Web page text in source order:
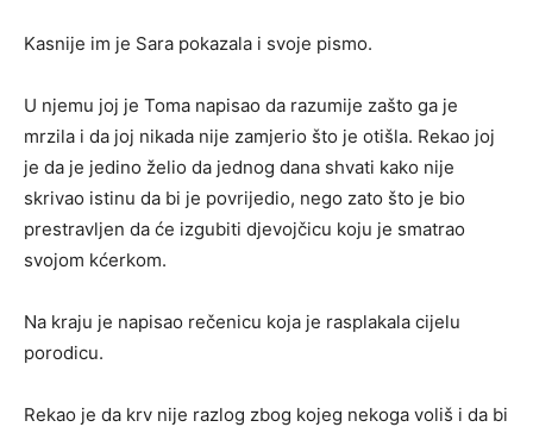
Kasnije im je Sara pokazala i svoje pismo.
U njemu joj je Toma napisao da razumije zašto ga je
mrzila i da joj nikada nije zamjerio što je otišla. Rekao joj
je da je jedino želio da jednog dana shvati kako nije
skrivao istinu da bi je povrijedio, nego zato što je bio
prestravljen da će izgubiti djevojčicu koju je smatrao
svojom kćerkom.
Na kraju je napisao rečenicu koja je rasplakala cijelu
porodicu.
Rekao je da krv nije razlog zbog kojeg nekoga voliš i da bi